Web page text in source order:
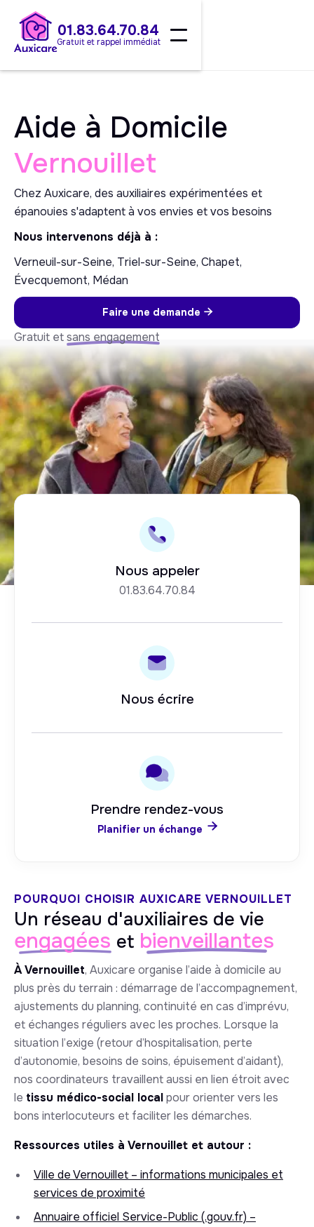
01.83.64.70.84
Gratuit et rappel immédiat
Aide à Domicile
Vernouillet
Chez Auxicare, des auxiliaires expérimentées et
épanouies s'adaptent à vos envies et vos besoins
Nous intervenons déjà à :
Verneuil-sur-Seine, Triel-sur-Seine, Chapet,
Évecquemont, Médan
Faire une demande 
Gratuit etsans engagement
Nous appeler
01.83.64.70.84
Nous écrire
Prendre rendez-vous
Planifier un échange 
POURQUOI CHOISIR AUXICARE VERNOUILLET
Un réseau d'auxiliaires de vie
engagées et bienveillantes
À Vernouillet, Auxicare organise l’aide à domicile au
plus près du terrain : démarrage de l’accompagnement,
ajustements du planning, continuité en cas d’imprévu,
et échanges réguliers avec les proches. Lorsque la
situation l’exige (retour d’hospitalisation, perte
d’autonomie, besoins de soins, épuisement d’aidant),
nos coordinateurs travaillent aussi en lien étroit avec
le tissu médico-social localpour orienter vers les
bons interlocuteurs et faciliter les démarches.
Ressources utiles à Vernouillet et autour :
Ville de Vernouillet – informations municipales et
services de proximité
Annuaire officiel Service-Public (.gouv.fr) –